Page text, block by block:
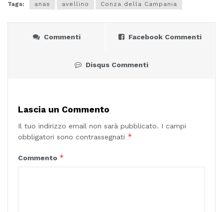
Tags: anas avellino Conza della Campania
Commenti Facebook Commenti
Disqus Commenti
Lascia un Commento
Il tuo indirizzo email non sarà pubblicato. I campi
obbligatori sono contrassegnati *
Commento *